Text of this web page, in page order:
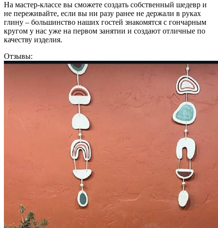
На мастер-классе вы сможете создать собственный шедевр и
не переживайте, если вы ни разу ранее не держали в руках
глину – большинство наших гостей знакомятся с гончарным
кругом у нас уже на первом занятии и создают отличные по
качеству изделия.
Отзывы: